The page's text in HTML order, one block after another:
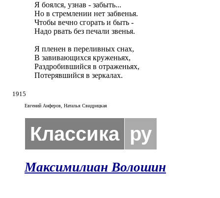
Я боялся, узнав - забыть...
Но в стремлении нет забвенья.
Чтобы вечно сгорать и быть -
Надо рвать без печали звенья.
Я пленен в переливных снах,
В завивающихся круженьях,
Раздробившийся в отраженьях,
Потерявшийся в зеркалах.
1915
Евгений Анферов, Наталья Свидрицкая
Классика ру
Максимилиан Волошин